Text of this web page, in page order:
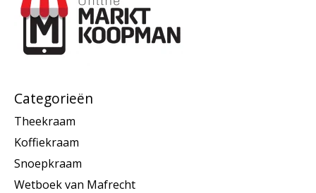
Categorieën
Theekraam
Koffiekraam
Snoepkraam
Wetboek van Mafrecht